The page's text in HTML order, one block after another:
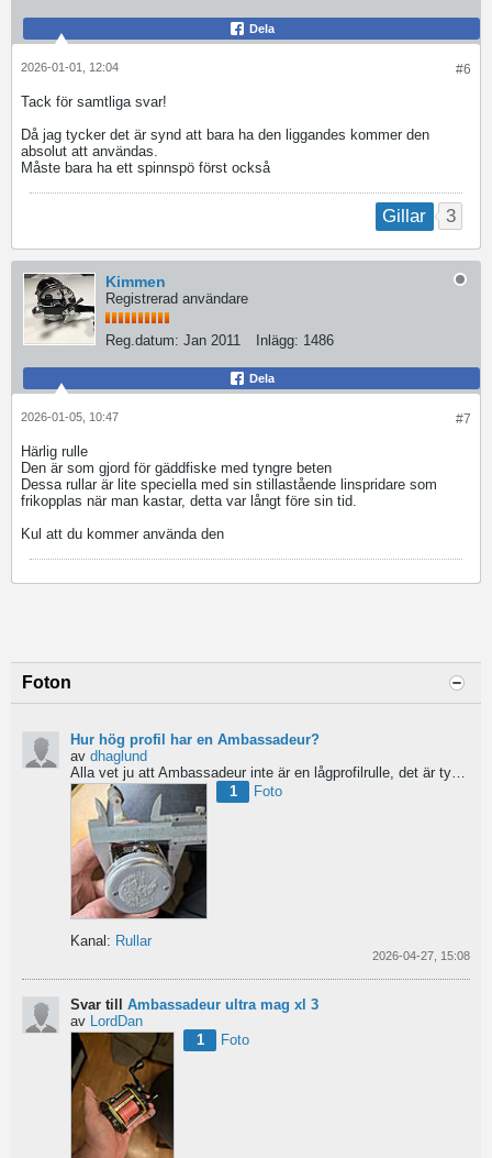
Dela
#6
2026-01-01, 12:04
Tack för samtliga svar!
Då jag tycker det är synd att bara ha den liggandes kommer den
absolut att användas.
Måste bara ha ett spinnspö först också
Gillar 3
Kimmen
Registrerad användare
Reg.datum: Jan 2011 Inlägg: 1486
Dela
#7
2026-01-05, 10:47
Härlig rulle
Den är som gjord för gäddfiske med tyngre beten
Dessa rullar är lite speciella med sin stillastående linspridare som
frikopplas när man kastar, detta var långt före sin tid.
Kul att du kommer använda den
Foton
Hur hög profil har en Ambassadeur?
av dhaglund
1
Foto
Kanal: Rullar
2026-04-27, 15:08
Svar till Ambassadeur ultra mag xl 3
av LordDan
1
Foto